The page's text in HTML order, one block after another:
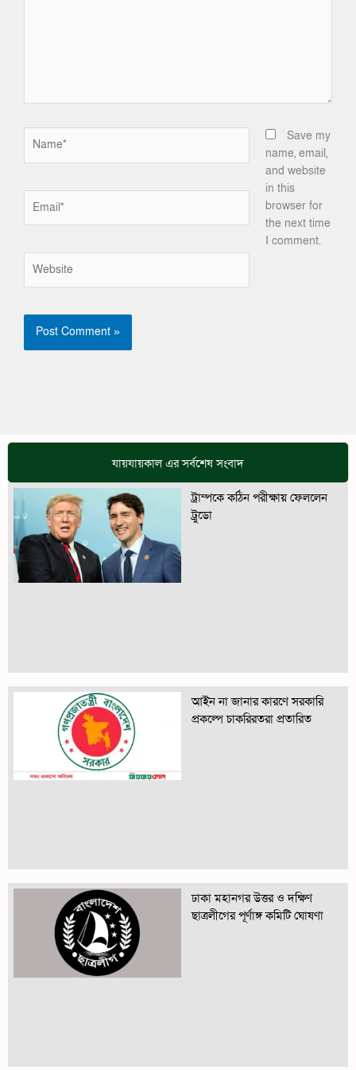
Save my
name, email,
and website
in this
browser for
the next time
I comment.
যায়যায়কাল এর সর্বশেষ সংবাদ
ট্রাম্পকে কঠিন পরীক্ষায় ফেললেন
ট্রুডো
আইন না জানার কারণে সরকারি
প্রকল্পে চাকরিরতরা প্রতারিত
ঢাকা মহানগর উত্তর ও দক্ষিণ
ছাত্রলীগের পূর্ণাঙ্গ কমিটি ঘোষণা